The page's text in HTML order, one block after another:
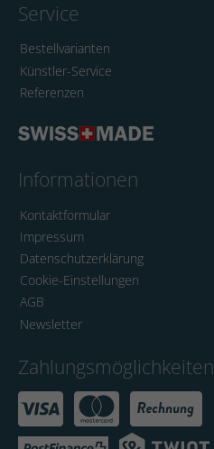
Service
Bestellvarianten
Künstler-Service
Referenzen
Informationen
Kontaktformular
Impressum
Datenschutzerklärung
Cookie-Einstellungen
AGB
Newsletter
Zahlungsmöglichkeiten